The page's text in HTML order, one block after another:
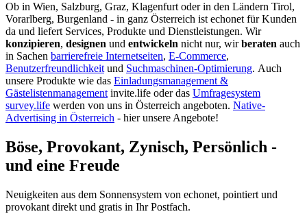
Ob in Wien, Salzburg, Graz, Klagenfurt oder in den Ländern Tirol,
Vorarlberg, Burgenland - in ganz Österreich ist echonet für Kunden
da und liefert Services, Produkte und Dienstleistungen. Wir
konzipieren, designen und entwickeln nicht nur, wirberaten auch
in Sachen barrierefreie Internetseiten, E-Commerce,
Benutzerfreundlichkeit und Suchmaschinen-Optimierung. Auch
unsere Produkte wie das Einladungsmanagement &
Gästelistenmanagement invite.life oder das Umfragesystem
survey.life werden von uns in Österreich angeboten. Native-
Advertising in Österreich - hier unsere Angebote!
Böse, Provokant, Zynisch, Persönlich -
und eine Freude
Neuigkeiten aus dem Sonnensystem von echonet, pointiert und
provokant direkt und gratis in Ihr Postfach.